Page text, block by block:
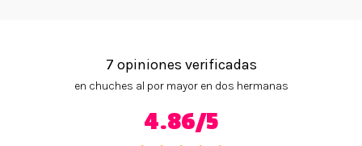
7 opiniones verificadas
en chuches al por mayor en dos hermanas
4.86/5